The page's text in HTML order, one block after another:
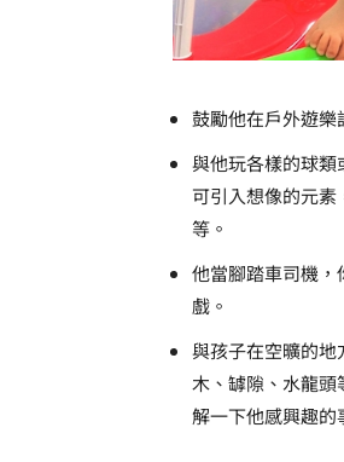
鼓勵他在戶外遊樂
與他玩各樣的球
可引入想像的元
等。
他當腳踏車司機
戲。
與孩子在空曠的
木、罅隙、水龍
解一下他感興趣的